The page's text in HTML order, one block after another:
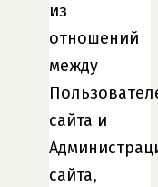
из
отношений
между
сайта и
сайта,